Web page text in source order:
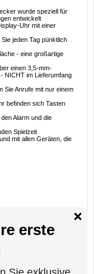
wurde speziell für
entwickelt
Uhr mit einer
jeden Tag pünktlich
- eine großartige
einen 3,5-mm-
NICHT im Lieferumfang
Sie Anrufe mit nur einem
befinden sich Tasten
Alarm und die
Spielzeit
mit allen Geräten, die